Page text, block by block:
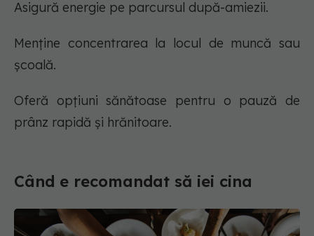
Asigură energie pe parcursul după-amiezii.
Menține concentrarea la locul de muncă sau
școală.
Oferă opțiuni sănătoase pentru o pauză de
prânz rapidă și hrănitoare.
Când e recomandat să iei cina